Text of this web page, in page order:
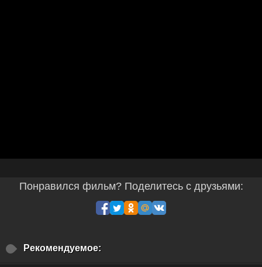
Понравился фильм? Поделитесь с друзьями:
Рекомендуемое: